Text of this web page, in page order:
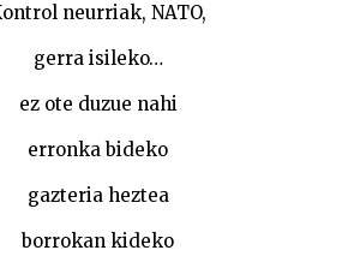
neurriak, NATO,
gerra isileko…
ez ote duzue nahi
erronka bideko
gazteria heztea
borrokan kideko